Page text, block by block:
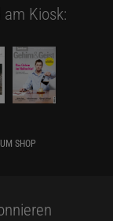
am Kiosk:
SHOP